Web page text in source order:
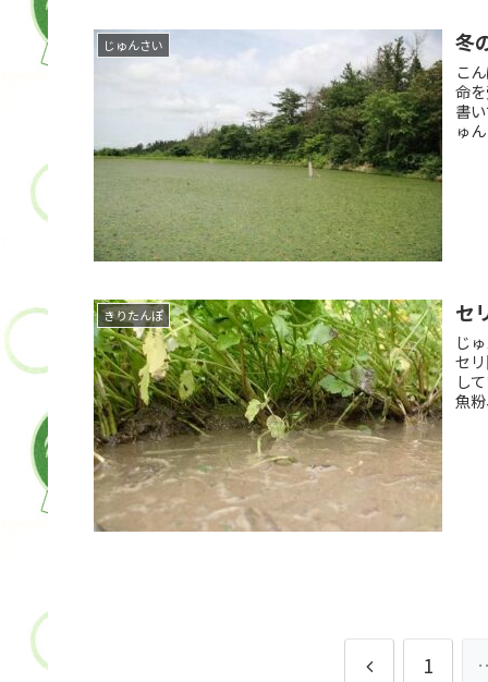
じゅんさい 冬
こ
命
書
ゅ
きりたんぽ セ
じ
セ
し
魚
前 1